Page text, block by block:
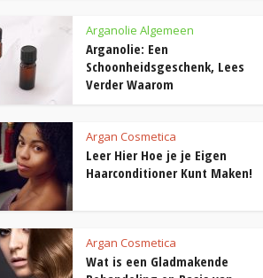
Arganolie Algemeen
Arganolie: Een
Schoonheidsgeschenk, Lees
Verder Waarom
Argan Cosmetica
Leer Hier Hoe je je Eigen
Haarconditioner Kunt Maken!
Argan Cosmetica
Wat is een Gladmakende